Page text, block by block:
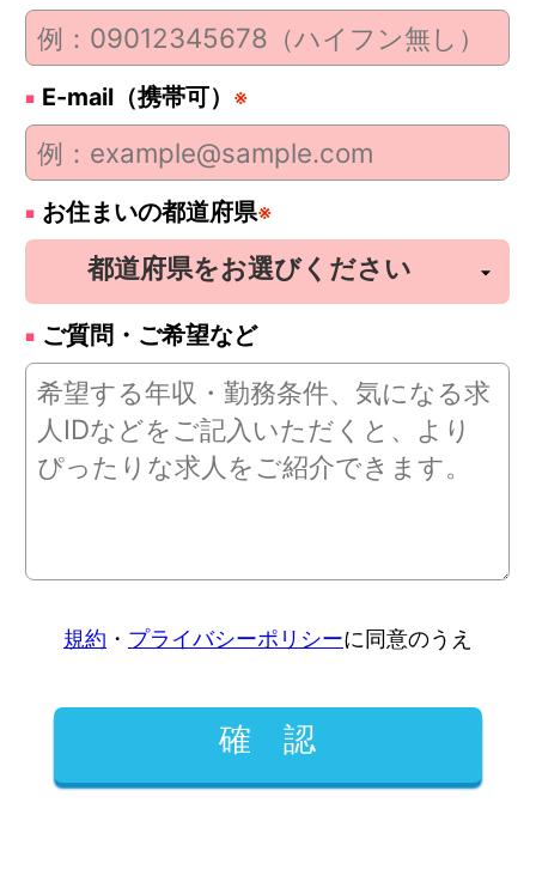
E-mail（携帯可） ※
お住まいの都道府県※
ご質問・ご希望など
規約 ・ プライバシーポリシーに同意のうえ